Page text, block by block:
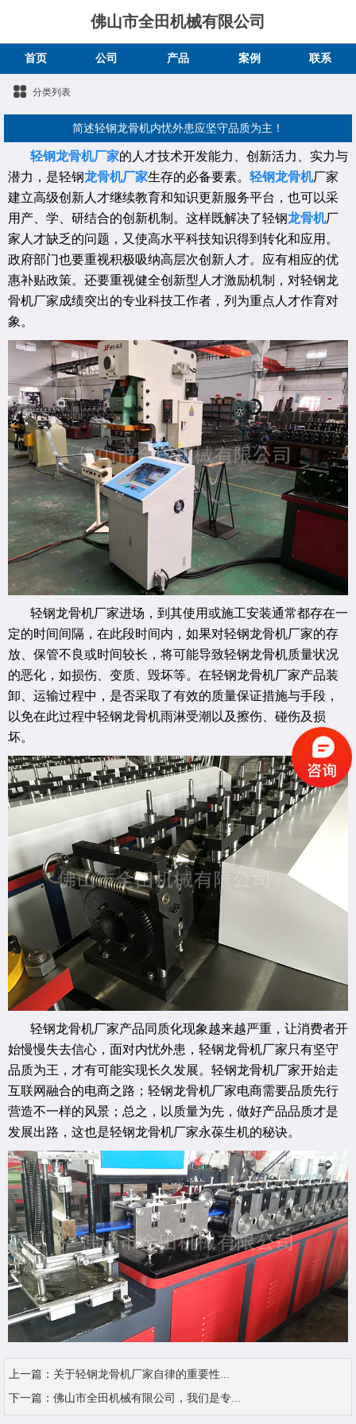
佛山市全田机械有限公司
首页 公司 产品 案例 联系
分类列表
简述轻钢龙骨机内忧外患应坚守品质为主！
轻钢龙骨机厂家的人才技术开发能力、创新活力、实力与
潜力，是轻钢龙骨机厂家生存的必备要素。 轻钢龙骨机厂家
建立高级创新人才继续教育和知识更新服务平台，也可以采
用产、学、研结合的创新机制。这样既解决了轻钢龙骨机厂
家人才缺乏的问题，又使高水平科技知识得到转化和应用。
政府部门也要重视积极吸纳高层次创新人才。应有相应的优
惠补贴政策。还要重视健全创新型人才激励机制，对轻钢龙
骨机厂家成绩突出的专业科技工作者，列为重点人才作育对
象。
轻钢龙骨机厂家进场，到其使用或施工安装通常都存在一
定的时间间隔，在此段时间内，如果对轻钢龙骨机厂家的存
放、保管不良或时间较长，将可能导致轻钢龙骨机质量状况
的恶化，如损伤、变质、毁坏等。在轻钢龙骨机厂家产品装
卸、运输过程中，是否采取了有效的质量保证措施与手段，
以免在此过程中轻钢龙骨机雨淋受潮以及擦伤、碰伤及损
坏。
轻钢龙骨机厂家产品同质化现象越来越严重，让消费者开
始慢慢失去信心，面对内忧外患，轻钢龙骨机厂家只有坚守
品质为王，才有可能实现长久发展。轻钢龙骨机厂家开始走
互联网融合的电商之路；轻钢龙骨机厂家电商需要品质先行
营造不一样的风景；总之，以质量为先，做好产品品质才是
发展出路，这也是轻钢龙骨机厂家永葆生机的秘诀。
上一篇： 关于轻钢龙骨机厂家自律的重要性...
下一篇： 佛山市全田机械有限公司，我们是专...